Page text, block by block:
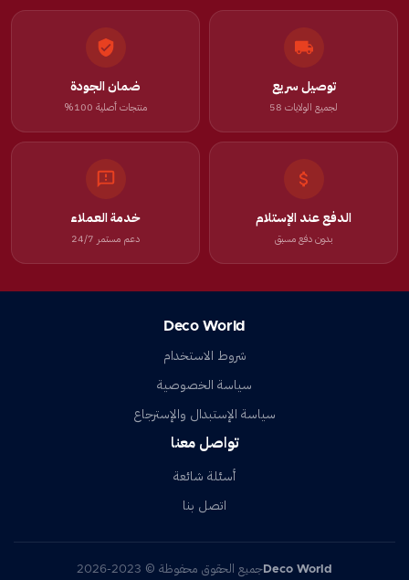
توصيل سريع
لجميع الولايات 58
ضمان الجودة
منتجات أصلية 100%
الدفع عند الإستلام
بدون دفع مسبق
خدمة العملاء
دعم مستمر 24/7
Deco World
شروط الاستخدام
سياسة الخصوصية
سياسة الإستبدال والإسترجاع
تواصل معنا
أسئلة شائعة
اتصل بنا
Deco World جميع الحقوق محفوظة © 2023-2026